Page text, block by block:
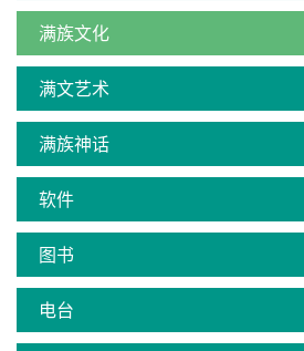
满族文化
满文艺术
满族神话
软件
图书
电台